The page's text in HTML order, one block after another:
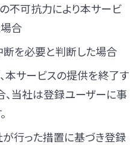
不可抗力により本サービ
合
を必要と判断した場合
本サービスの提供を終了す
、当社は登録ユーザーに事
行った措置に基づき登録